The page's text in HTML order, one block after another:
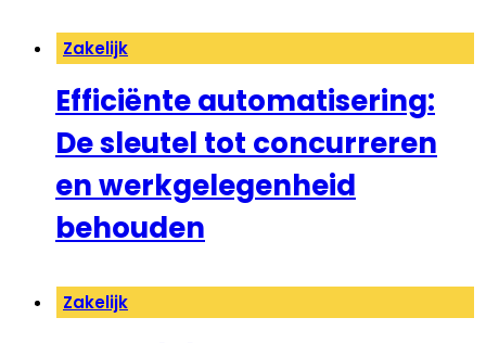
Zakelijk
Efficiënte automatisering:
De sleutel tot concurreren
en werkgelegenheid
behouden
Zakelijk